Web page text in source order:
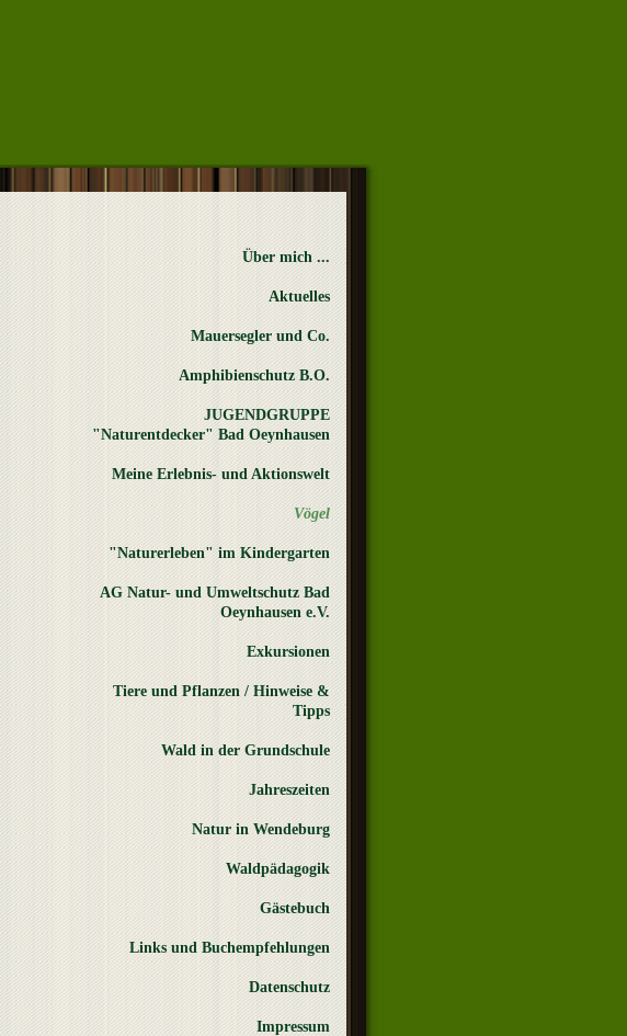
Über mich ...
Aktuelles
Mauersegler und Co.
Amphibienschutz B.O.
JUGENDGRUPPE
"Naturentdecker" Bad Oeynhausen
Meine Erlebnis- und Aktionswelt
Vögel
"Naturerleben" im Kindergarten
AG Natur- und Umweltschutz Bad
Oeynhausen e.V.
Exkursionen
Tiere und Pflanzen / Hinweise &
Tipps
Wald in der Grundschule
Jahreszeiten
Natur in Wendeburg
Waldpädagogik
Gästebuch
Links und Buchempfehlungen
Datenschutz
Impressum